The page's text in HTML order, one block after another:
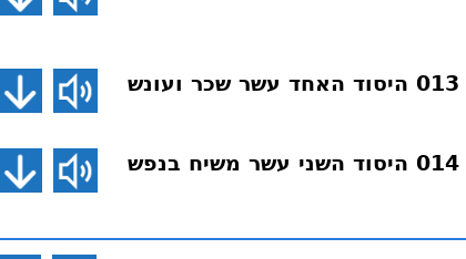
דע את אמונתך 014 היסוד השני עשר משיח בנפש